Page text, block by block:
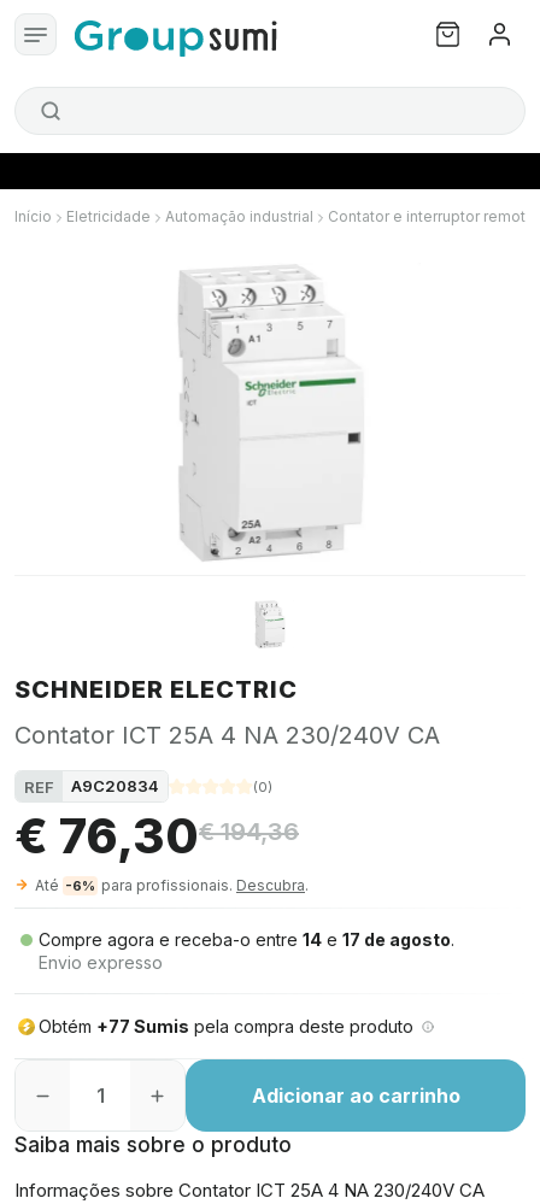
Início Eletricidade Automação industrial Contator e interruptor remoto
SCHNEIDER ELECTRIC
Contator ICT 25A 4 NA 230/240V CA
REF A9C20834 (0)
€ 76,30€ 194,36
Até -6% para profissionais. Descubra.
Compre agora e receba-o entre 14 e 17 de agosto.
Envio expresso
Obtém +77 Sumis pela compra deste produto
Adicionar ao carrinho
Saiba mais sobre o produto
Informações sobre Contator ICT 25A 4 NA 230/240V CA